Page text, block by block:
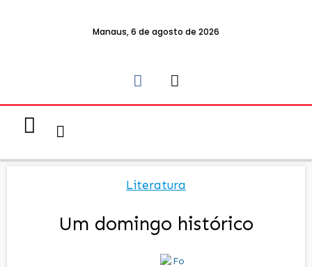
Manaus, 6 de agosto de 2026
Literatura
Um domingo histórico